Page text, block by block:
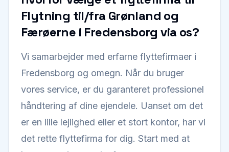
Flytning til/fra Grønland og
Færøerne i Fredensborg via os?
Vi samarbejder med erfarne flyttefirmaer i
Fredensborg og omegn. Når du bruger
vores service, er du garanteret professionel
håndtering af dine ejendele. Uanset om det
er en lille lejlighed eller et stort kontor, har vi
det rette flyttefirma for dig. Start med at